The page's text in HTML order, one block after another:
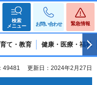
検索
メニュー
お問い合わせ 緊急情報
て・教育 健康・医療・福祉
49481 更新日：2024年2月27日